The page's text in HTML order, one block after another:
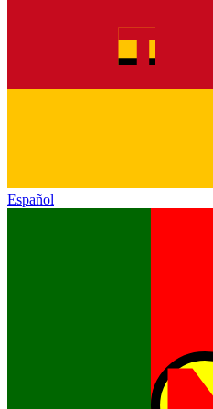
Español